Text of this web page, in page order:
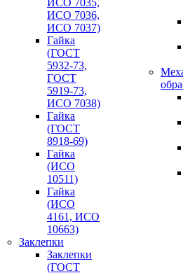
ИСО 7035,
ИСО 7036,
ИСО 7037)
Гайка
(ГОСТ
5932-73,
ГОСТ
5919-73,
ИСО 7038)
Гайка
(ГОСТ
8918-69)
Гайка
(ИСО
10511)
Гайка
(ИСО
4161, ИСО
10663)
Заклепки
Заклепки
(ГОСТ